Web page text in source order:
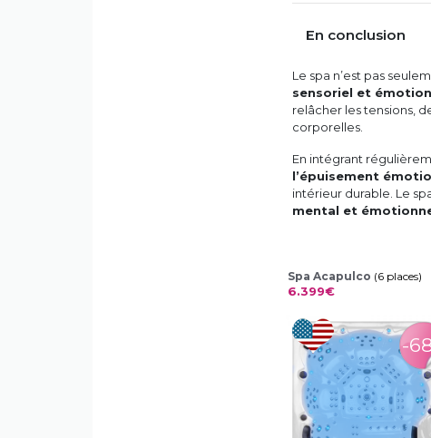
En conclusion
Le spa n’est pas
sensoriel et
relâcher les tensions,
corporelles.
En intégrant
l’épuisement
intérieur durable. Le
mental et
Spa Acapulco (6 places)
6.399€
-